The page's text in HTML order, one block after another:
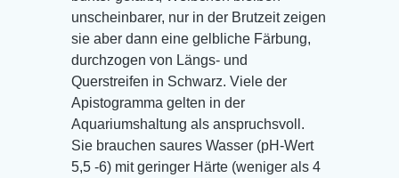
unscheinbarer, nur in der Brutzeit zeigen
sie aber dann eine gelbliche Färbung,
durchzogen von Längs- und
Querstreifen in Schwarz. Viele der
Apistogramma gelten in der
Aquariumshaltung als anspruchsvoll.
Sie brauchen saures Wasser (pH-Wert
5,5 -6) mit geringer Härte (weniger als 4